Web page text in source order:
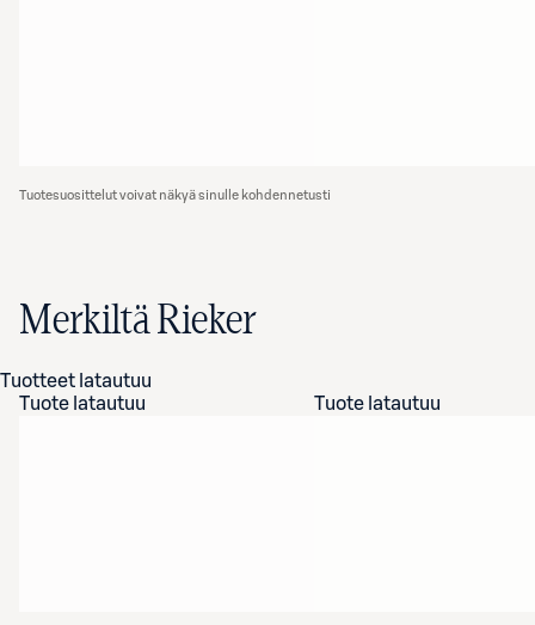
Tuotesuosittelut voivat näkyä sinulle kohdennetusti
Merkiltä Rieker
Tuotteet latautuu
Tuote latautuu
Tuote latautuu